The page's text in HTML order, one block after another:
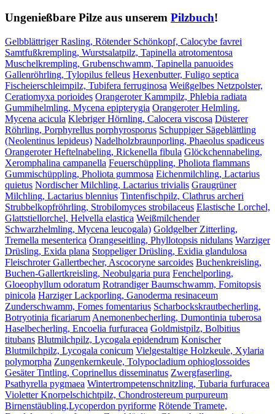
Ungenießbare Pilze aus unserem Pilzbuch!
Gelbblättriger Rasling, Rötender Schönkopf, Calocybe favrei
Samtfußkrempling, Wurstsalatpilz, Tapinella atrotomentosa
Muschelkrempling, Grubenschwamm, Tapinella panuoides
Gallenröhrling, Tylopilus felleus Hexenbutter, Fuligo septica
Fischeierschleimpilz, Tubifera ferruginosa Weißgelbes Netzpolster,
Ceratiomyxa porioides Orangeroter Kammpilz, Phlebia radiata
Gummihelmling, Mycena epipterygia Orangeroter Helmling,
Mycena acicula Klebriger Hörnling, Calocera viscosa Düsterer
Röhrling, Porphyrellus porphyrosporus Schuppiger Sägeblättling
(Neolentinus lepideus) Nadelholzbraunporling, Phaeolus spadiceus
Orangeroter Heftelnabeling, Rickenella fibula Glöckchennabeling,
Xeromphalina campanella Feuerschüppling, Pholiota flammans
Gummischüppling, Pholiota gummosa Eichenmilchling, Lactarius
quietus Nordischer Milchling, Lactarius trivialis Graugrüner
Milchling, Lactarius blennius Tintenfischpilz, Clathrus archeri
Strubbelkopfröhrling, Strobilomyces strobilaceus Elastische Lorchel,
Glattstiellorchel, Helvella elastica Weißmilchender
Schwarzhelmling, Mycena leucogala) Goldgelber Zitterling,
Tremella mesenterica Orangeseitling, Phyllotopsis nidulans Warziger
Drüsling, Exida plana Stoppeliger Drüsling, Exidia glandulosa
Fleischroter Gallertbecher, Ascocoryne sarcoides Buchenkreisling,
Buchen-Gallertkreisling, Neobulgaria pura Fenchelporling,
Gloeophyllum odoratum Rotrandiger Baumschwamm, Fomitopsis
pinicola Harziger Lackporling, Ganoderma resinaceum
Zunderschwamm, Fomes fomentarius Scharbockskrautbecherling,
Botryotinia ficariarum Anemonenbecherling, Dumontinia tuberosa
Haselbecherling, Encoelia furfuracea Goldmistpilz, Bolbitius
titubans Blutmilchpilz, Lycogala epidendrum Konischer
Blutmilchpilz, Lycogala conicum Vielgestaltige Holzkeule, Xylaria
polymorpha Zungenkernkeule, Tolypocladium ophioglossoides
Gesäter Tintling, Coprinellus disseminatus Zwergfaserling,
Psathyrella pygmaea Wintertrompetenschnitzling, Tubaria furfuracea
Violetter Knorpelschichtpilz, Chondrostereum purpureum
Birnenstäubling,Lycoperdon pyriforme Rötende Tramete,